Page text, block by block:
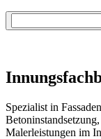
Spezialist in
Malerleistungen im